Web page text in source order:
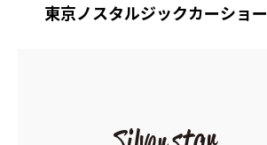
東京ノスタルジックカーショー